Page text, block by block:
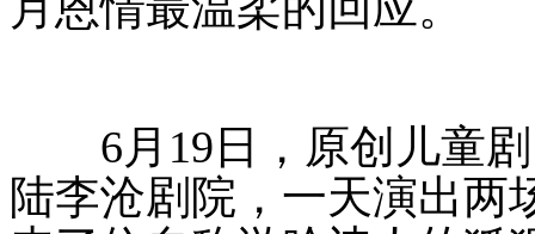
6月19日，原创儿童剧
陆李沧剧院，一天演出两